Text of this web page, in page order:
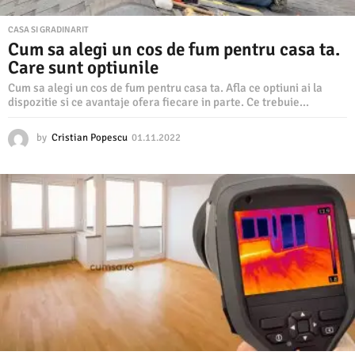
CASA SI GRADINARIT
Cum sa alegi un cos de fum pentru casa ta.
Care sunt optiunile
Cum sa alegi un cos de fum pentru casa ta. Afla ce optiuni ai la
dispozitie si ce avantaje ofera fiecare in parte. Ce trebuie...
by Cristian Popescu 01.11.2022
1
2